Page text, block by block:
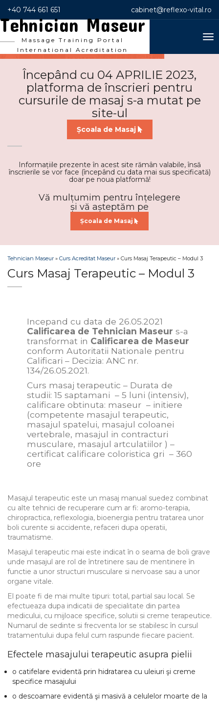
+40 744 661 651 cabinet@reflexo-vital.ro
Tehnician Maseur
Massage Training Portal
International Acreditation
Începând cu 04 APRILIE 2023,
platforma de înscrieri pentru
cursurile de masaj s-a mutat pe
site-ul
Școala de Masaj
Informațiile prezente în acest site rămân valabile, însă
înscrierile se vor face (începând cu data mai sus specificată)
doar pe noua platformă!
Vă mulțumim pentru înțelegere
și vă așteptăm pe
Școala de Masaj
Tehnician Maseur » Curs Acreditat Maseur » Curs Masaj Terapeutic – Modul 3
Curs Masaj Terapeutic – Modul 3
Incepand cu data de 26.05.2021
Calificarea de Tehnician Maseur s-a
transformat in Calificarea de Maseur
conform Autoritatii Nationale pentru
Calificari – Decizia: ANC nr.
134/26.05.2021.
Curs masaj terapeutic – Durata de
studii: 15 saptamani – 5 luni (intensiv),
calificare obtinuta: maseur – initiere
(competente masajul terapeutic,
masajul spatelui, masajul coloanei
vertebrale, masajul in contracturi
musculare, masajul artculatiilor ) –
certificat calificare coloristica gri – 360
ore
Masajul terapeutic este un masaj manual suedez combinat
cu alte tehnici de recuperare cum ar fi: aromo-terapia,
chiropractica, reflexologia, bioenergia pentru tratarea unor
boli curente si accidente, refaceri dupa operatii,
traumatisme.
Masajul terapeutic mai este indicat în o seama de boli grave
unde masajul are rol de întretinere sau de mentinere în
functie a unor structuri musculare si nervoase sau a unor
organe vitale.
El poate fi de mai multe tipuri: total, partial sau local. Se
efectueaza dupa indicatii de specialitate din partea
medicului, cu mijloace specifice, solutii si creme terapeutice.
Numarul de sedinte si frecventa lor se stabilesc în cursul
tratamentului dupa felul cum raspunde fiecare pacient.
Efectele masajului terapeutic asupra pielii
o catifelare evidentă prin hidratarea cu uleiuri şi creme
specifice masajului
o descoamare evidentă şi masivă a celulelor moarte de la